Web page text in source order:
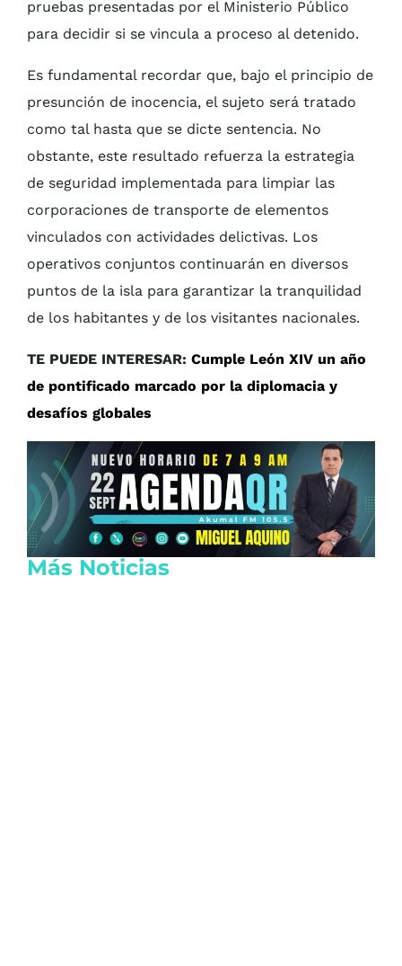
pruebas presentadas por el Ministerio Público
para decidir si se vincula a proceso al detenido.
Es fundamental recordar que, bajo el principio de
presunción de inocencia, el sujeto será tratado
como tal hasta que se dicte sentencia. No
obstante, este resultado refuerza la estrategia
de seguridad implementada para limpiar las
corporaciones de transporte de elementos
vinculados con actividades delictivas. Los
operativos conjuntos continuarán en diversos
puntos de la isla para garantizar la tranquilidad
de los habitantes y de los visitantes nacionales.
TE PUEDE INTERESAR: Cumple León XIV un año
de pontificado marcado por la diplomacia y
desafíos globales
Más Noticias